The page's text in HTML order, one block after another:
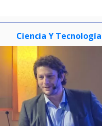
Ciencia Y Tecnología